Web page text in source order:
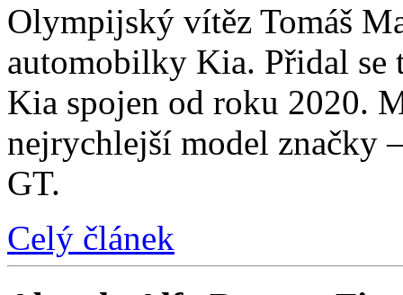
Olympijský vítěz Tomáš
automobilky Kia. Přidal se
Kia spojen od roku 2020.
nejrychlejší model značky
GT.
Celý článek